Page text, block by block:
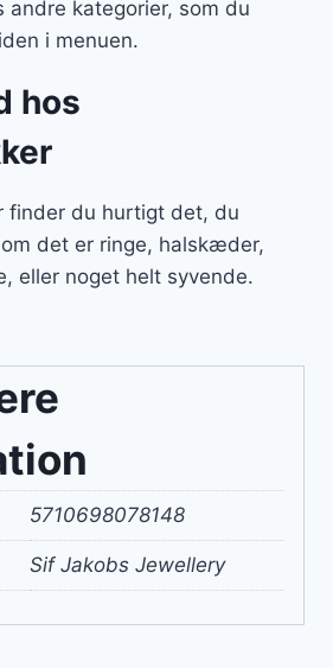
andre kategorier, som du
i menuen.
hos
finder du hurtigt det, du
det er ringe, halskæder,
eller noget helt syvende.
5710698078148
Sif Jakobs Jewellery